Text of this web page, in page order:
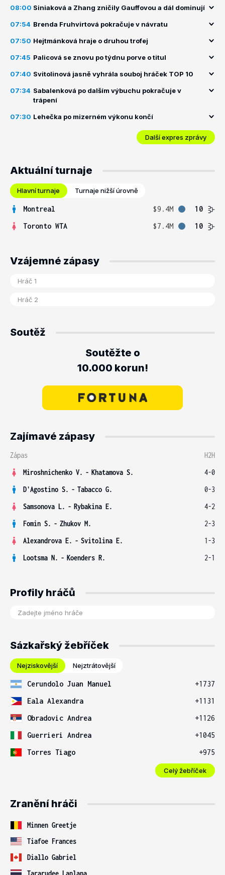
08:00 Siniaková a Zhang zničily Gauffovou a dál dominují
07:54 Brenda Fruhvirtová pokračuje v návratu
07:50 Hejtmánková hraje o druhou trofej
07:45 Palicová se znovu po týdnu porve o titul
07:40 Svitolinová jasně vyhrála souboj hráček TOP 10
07:34 Sabalenková po dalším výbuchu pokračuje v
trápení
07:30 Lehečka po mizerném výkonu končí
Další expres zprávy
Aktuální turnaje
Hlavní turnaje Turnaje nižší úrovně
Montreal $9.4M
10
Toronto WTA
$7.4M 10
Vzájemné zápasy
Soutěž
Soutěžte o
10.000 korun!
Zajímavé zápasy
Zápas
H2H
Miroshnichenko V. - Khatamova S.
4-0
D'Agostino S. - Tabacco G.
0-3
Samsonova L. - Rybakina E.
4-2
Fomin S. - Zhukov M.
2-3
Alexandrova E. - Svitolina E.
1-3
Lootsma N. - Koenders R. 2-1
Profily hráčů
Sázkařský žebříček
Nejziskovější Nejztrátovější
Cerundolo Juan Manuel
+1737
Eala Alexandra
+1131
Obradovic Andrea
+1126
Guerrieri Andrea
+1045
Torres Tiago
+975
Celý žebříček
Zranění hráči
Minnen Greetje
Tiafoe Frances
Diallo Gabriel
Tararudee Lanlana